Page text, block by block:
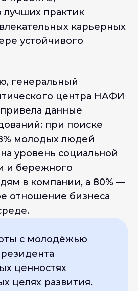
практик
карьерных
устойчивого
генеральный
центра НАФИ
данные
при поиске
молодых людей
уровень социальной
и бережного
в компании, а 80% —
отношение бизнеса
с молодёжью
ценностях
целях развития.